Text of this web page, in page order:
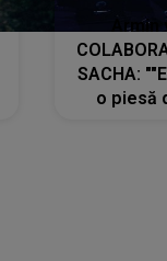
SACHA:
o piesă